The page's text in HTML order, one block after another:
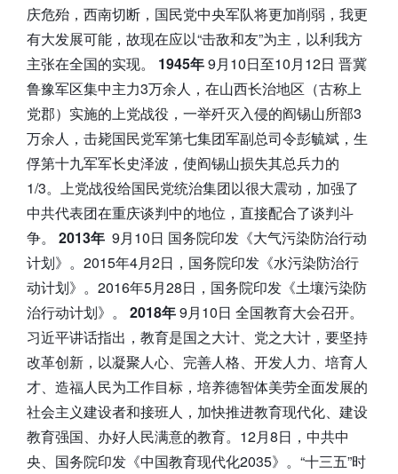
庆危殆，西南切断，国民党中央军队将更加削弱，我更
有大发展可能，故现在应以“击敌和友”为主，以利我方
主张在全国的实现。 1945年9月10日至10月12日 晋冀
鲁豫军区集中主力3万余人，在山西长治地区（古称上
党郡）实施的上党战役，一举歼灭入侵的阎锡山所部3
万余人，击毙国民党军第七集团军副总司令彭毓斌，生
俘第十九军军长史泽波，使阎锡山损失其总兵力的
1/3。上党战役给国民党统治集团以很大震动，加强了
中共代表团在重庆谈判中的地位，直接配合了谈判斗
争。 2013年 9月10日 国务院印发《大气污染防治行动
计划》。2015年4月2日，国务院印发《水污染防治行
动计划》。2016年5月28日，国务院印发《土壤污染防
治行动计划》。 2018年9月10日 全国教育大会召开。
习近平讲话指出，教育是国之大计、党之大计，要坚持
改革创新，以凝聚人心、完善人格、开发人力、培育人
才、造福人民为工作目标，培养德智体美劳全面发展的
社会主义建设者和接班人，加快推进教育现代化、建设
教育强国、办好人民满意的教育。12月8日，中共中
央、国务院印发《中国教育现代化2035》。“十三五”时